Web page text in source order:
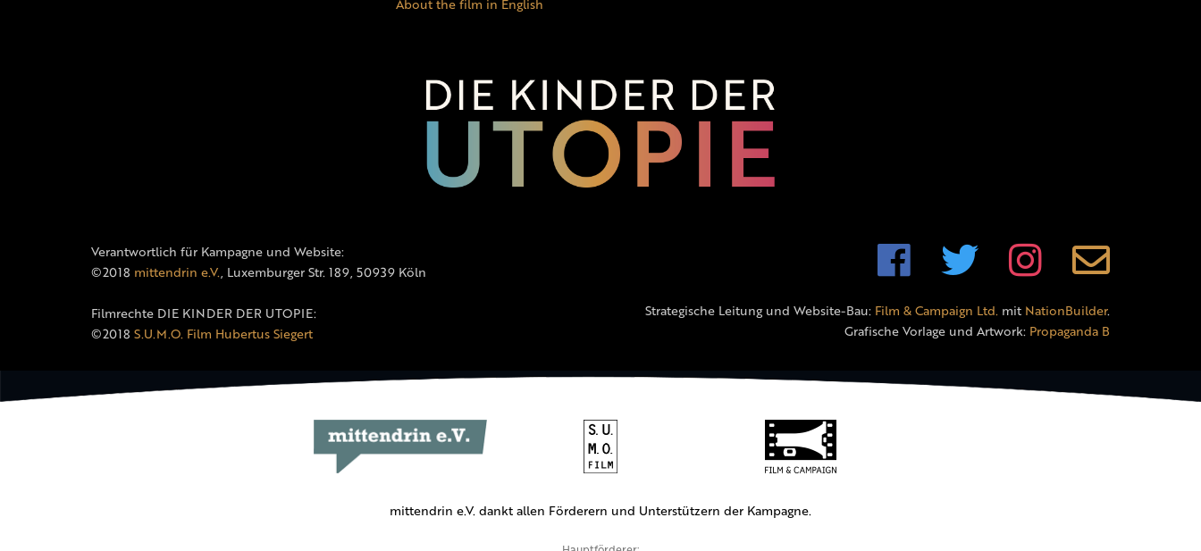
Verantwortlich für Kampagne und Website:
©2018 mittendrin e.V., Luxemburger Str. 189, 50939 Köln
Filmrechte DIE KINDER DER UTOPIE:
©2018 S.U.M.O. Film Hubertus Siegert
Strategische Leitung und Website-Bau: Film & Campaign Ltd. mit NationBuilder.
Grafische Vorlage und Artwork: Propaganda B
mittendrin e.V. dankt allen Förderern und Unterstützern der Kampagne.